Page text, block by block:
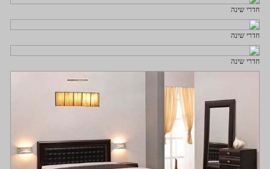
חדרי שינה
חדרי שינה
חדרי שינה